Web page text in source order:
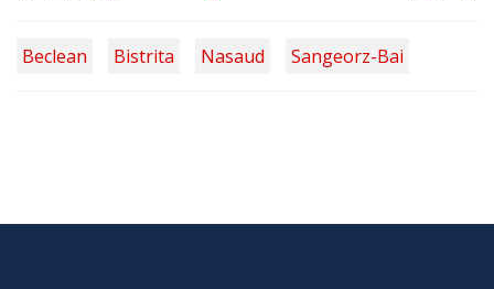
Beclean Bistrita Nasaud Sangeorz-Bai